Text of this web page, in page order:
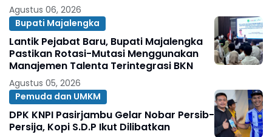
Agustus 06, 2026
Bupati Majalengka
Lantik Pejabat Baru, Bupati Majalengka
Pastikan Rotasi-Mutasi Menggunakan
Manajemen Talenta Terintegrasi BKN
Agustus 05, 2026
Pemuda dan UMKM
DPK KNPI Pasirjambu Gelar Nobar Persib-
Persija, Kopi S.D.P Ikut Dilibatkan